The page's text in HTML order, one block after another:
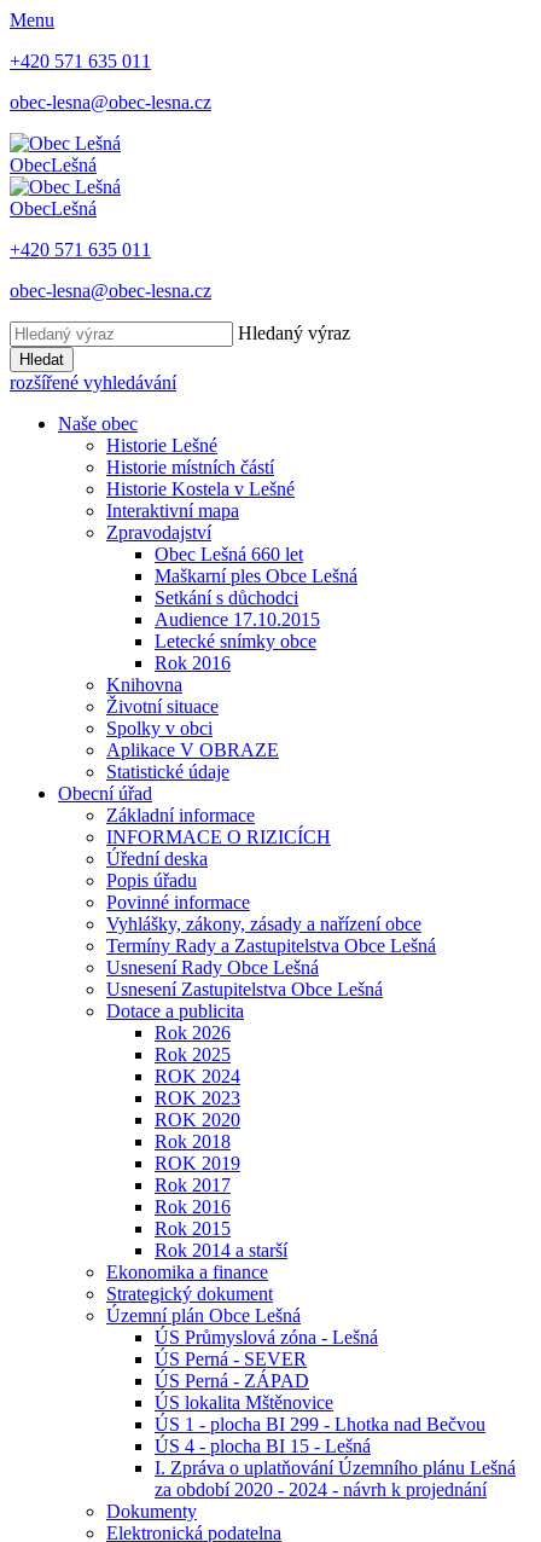
Menu
+420 571 635 011
obec-lesna@obec-lesna.cz
ObecLešná
ObecLešná
+420 571 635 011
obec-lesna@obec-lesna.cz
Hledaný výraz
Hledat
rozšířené vyhledávání
Naše obec
Historie Lešné
Historie místních částí
Historie Kostela v Lešné
Interaktivní mapa
Zpravodajství
Obec Lešná 660 let
Maškarní ples Obce Lešná
Setkání s důchodci
Audience 17.10.2015
Letecké snímky obce
Rok 2016
Knihovna
Životní situace
Spolky v obci
Aplikace V OBRAZE
Statistické údaje
Obecní úřad
Základní informace
INFORMACE O RIZICÍCH
Úřední deska
Popis úřadu
Povinné informace
Vyhlášky, zákony, zásady a nařízení obce
Termíny Rady a Zastupitelstva Obce Lešná
Usnesení Rady Obce Lešná
Usnesení Zastupitelstva Obce Lešná
Dotace a publicita
Rok 2026
Rok 2025
ROK 2024
ROK 2023
ROK 2020
Rok 2018
ROK 2019
Rok 2017
Rok 2016
Rok 2015
Rok 2014 a starší
Ekonomika a finance
Strategický dokument
Územní plán Obce Lešná
ÚS Průmyslová zóna - Lešná
ÚS Perná - SEVER
ÚS Perná - ZÁPAD
ÚS lokalita Mštěnovice
ÚS 1 - plocha BI 299 - Lhotka nad Bečvou
ÚS 4 - plocha BI 15 - Lešná
I. Zpráva o uplatňování Územního plánu Lešná
za období 2020 - 2024 - návrh k projednání
Dokumenty
Elektronická podatelna